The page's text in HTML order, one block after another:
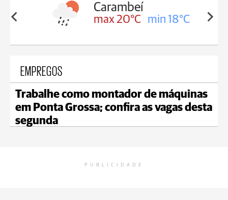
18°C
Carambeí
max 20°C min 18°C
EMPREGOS
Trabalhe como montador de máquinas
em Ponta Grossa; confira as vagas desta
segunda
PUBLICIDADE